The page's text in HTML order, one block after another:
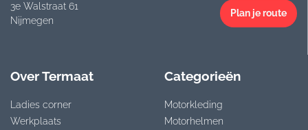
3e Walstraat 61
Nijmegen
Plan je route
Over Termaat
Ladies corner
Werkplaats
Categorieën
Motorkleding
Motorhelmen